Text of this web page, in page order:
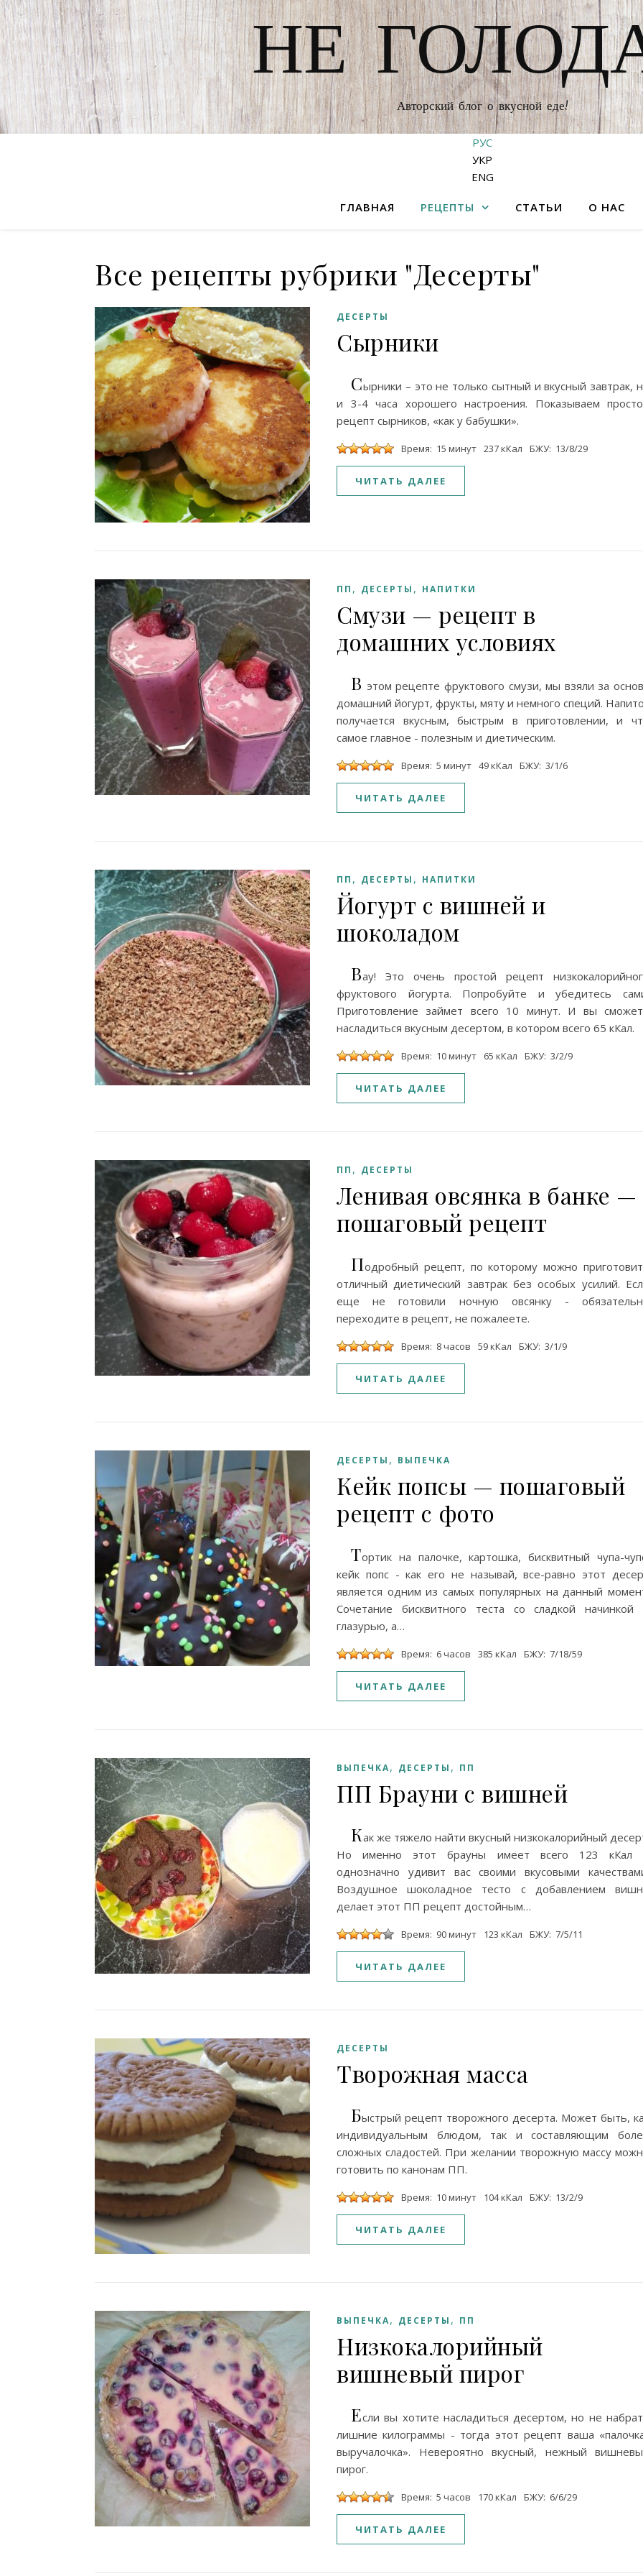
НЕ Авторский блог о вкусной еде!
РУС
УКР
ENG
ГЛАВНАЯ РЕЦЕПТЫ СТАТЬИ О НАС
Все рецепты рубрики "Десерты"
ДЕСЕРТЫ
Сырники
Сырники – это не только сытный и вкусный завтрак,
и 3-4 часа хорошего настроения. Показываем
рецепт сырников, «как у бабушки».
Время: 15 минут 237 кКал БЖУ: 13/8/29
ЧИТАТЬ ДАЛЕЕ
ПП , ДЕСЕРТЫ , НАПИТКИ
Смузи — рецепт в
домашних условиях
В этом рецепте фруктового смузи, мы взяли за
домашний йогурт, фрукты, мяту и немного специй.
получается вкусным, быстрым в приготовлении, и
самое главное - полезным и диетическим.
Время: 5 минут 49 кКал БЖУ: 3/1/6
ЧИТАТЬ ДАЛЕЕ
ПП , ДЕСЕРТЫ , НАПИТКИ
Йогурт с вишней и
шоколадом
Вау! Это очень простой рецепт
фруктового йогурта. Попробуйте и убедитесь
Приготовление займет всего 10 минут. И вы
насладиться вкусным десертом, в котором всего 65 кКал.
Время: 10 минут 65 кКал БЖУ: 3/2/9
ЧИТАТЬ ДАЛЕЕ
ПП , ДЕСЕРТЫ
Ленивая овсянка в банке —
пошаговый рецепт
Подробный рецепт, по которому можно
отличный диетический завтрак без особых усилий.
еще не готовили ночную овсянку -
переходите в рецепт, не пожалеете.
Время: 8 часов 59 кКал БЖУ: 3/1/9
ЧИТАТЬ ДАЛЕЕ
ДЕСЕРТЫ , ВЫПЕЧКА
Кейк попсы — пошаговый
рецепт с фото
Тортик на палочке, картошка, бисквитный чупа-
кейк попс - как его не называй, все-равно этот
является одним из самых популярных на данный
Сочетание бисквитного теста со сладкой начинкой
глазурью, а…
Время: 6 часов 385 кКал БЖУ: 7/18/59
ЧИТАТЬ ДАЛЕЕ
ВЫПЕЧКА, ДЕСЕРТЫ , ПП
ПП Брауни с вишней
Как же тяжело найти вкусный низкокалорийный
Но именно этот брауны имеет всего 123 кКал
однозначно удивит вас своими вкусовыми
Воздушное шоколадное тесто с добавлением
делает этот ПП рецепт достойным…
Время: 90 минут 123 кКал БЖУ: 7/5/11
ЧИТАТЬ ДАЛЕЕ
ДЕСЕРТЫ
Творожная масса
Быстрый рецепт творожного десерта. Может быть,
индивидуальным блюдом, так и составляющим
сложных сладостей. При желании творожную массу
готовить по канонам ПП.
Время: 10 минут 104 кКал БЖУ: 13/2/9
ЧИТАТЬ ДАЛЕЕ
ВЫПЕЧКА, ДЕСЕРТЫ , ПП
Низкокалорийный
вишневый пирог
Если вы хотите насладиться десертом, но не
лишние килограммы - тогда этот рецепт ваша
выручалочка». Невероятно вкусный, нежный
пирог.
Время: 5 часов 170 кКал БЖУ: 6/6/29
ЧИТАТЬ ДАЛЕЕ